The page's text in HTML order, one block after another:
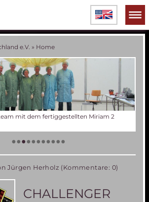
e.V. » Home
der Miriam 2 Ballonentwicklung
•••••••••••
Jürgen Herholz (Kommentare: 0)
CHALLENGER